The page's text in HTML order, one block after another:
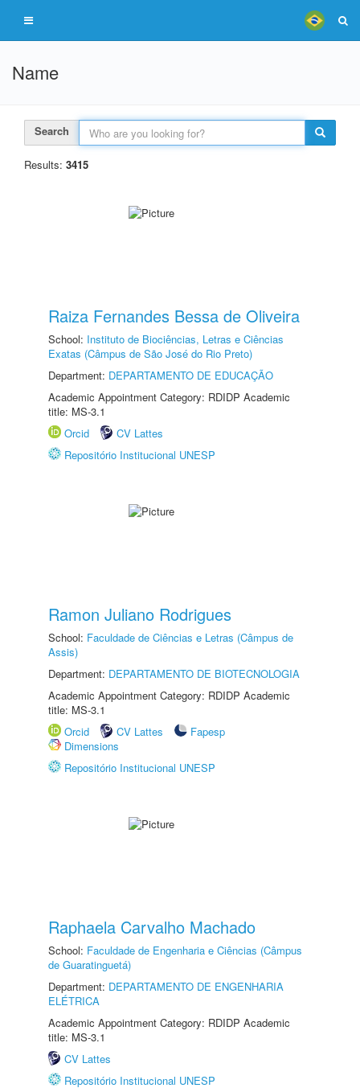
Name
Search
Results: 3415
Raiza Fernandes Bessa de Oliveira
School: Instituto de Biociências, Letras e Ciências
Exatas (Câmpus de São José do Rio Preto)
Department: DEPARTAMENTO DE EDUCAÇÃO
Academic Appointment Category: RDIDP Academic
title: MS-3.1
Orcid
CV Lattes
Repositório Institucional UNESP
Ramon Juliano Rodrigues
School: Faculdade de Ciências e Letras (Câmpus de
Assis)
Department: DEPARTAMENTO DE BIOTECNOLOGIA
Academic Appointment Category: RDIDP Academic
title: MS-3.1
Orcid
CV Lattes
Fapesp
Dimensions
Repositório Institucional UNESP
Raphaela Carvalho Machado
School: Faculdade de Engenharia e Ciências (Câmpus
de Guaratinguetá)
Department: DEPARTAMENTO DE ENGENHARIA
ELÉTRICA
Academic Appointment Category: RDIDP Academic
title: MS-3.1
CV Lattes
Repositório Institucional UNESP